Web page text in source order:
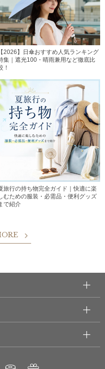
【2026】日傘おすすめ人気ランキング
集｜遮光100・晴雨兼用など徹底比
！
旅行の持ち物完全ガイド｜快適に楽
むための服装・必需品・便利グッズ
で紹介